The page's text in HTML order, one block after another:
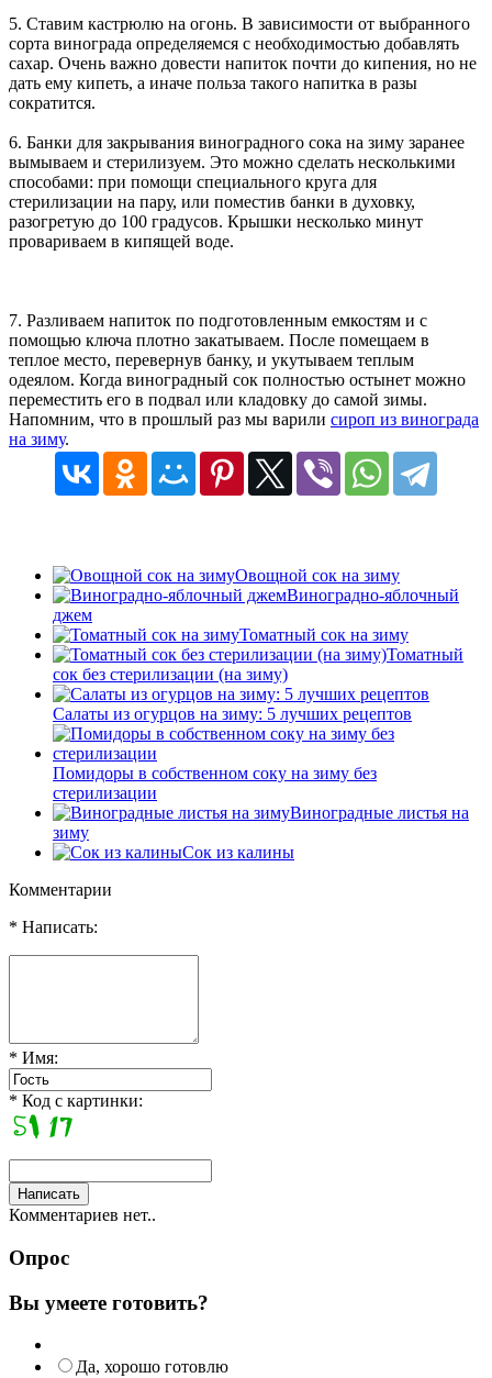
5. Ставим кастрюлю на огонь. В зависимости от выбранного
сорта винограда определяемся с необходимостью добавлять
сахар. Очень важно довести напиток почти до кипения, но не
дать ему кипеть, а иначе польза такого напитка в разы
сократится.
6. Банки для закрывания виноградного сока на зиму заранее
вымываем и стерилизуем. Это можно сделать несколькими
способами: при помощи специального круга для
стерилизации на пару, или поместив банки в духовку,
разогретую до 100 градусов. Крышки несколько минут
провариваем в кипящей воде.
7. Разливаем напиток по подготовленным емкостям и с
помощью ключа плотно закатываем. После помещаем в
теплое место, перевернув банку, и укутываем теплым
одеялом. Когда виноградный сок полностью остынет можно
переместить его в подвал или кладовку до самой зимы.
Напомним, что в прошлый раз мы варили сироп из винограда
на зиму.
Овощной сок на зиму
Виноградно-яблочный
джем
Томатный сок на зиму
Томатный
сок без стерилизации (на зиму)
Салаты из огурцов на зиму: 5 лучших рецептов
Помидоры в собственном соку на зиму без
стерилизации
Виноградные листья на
зиму
Сок из калины
Комментарии
* Написать:
* Имя:
* Код с картинки:
Комментариев нет..
Опрос
Вы умеете готовить?
Да, хорошо готовлю